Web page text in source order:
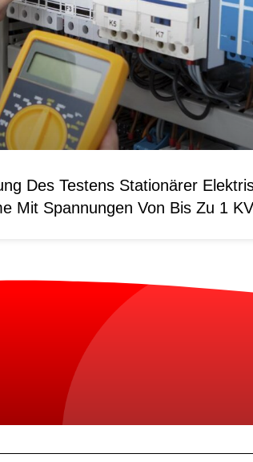
Des Testens Stationärer
Mit Spannungen Von Bis Zu 1 KV